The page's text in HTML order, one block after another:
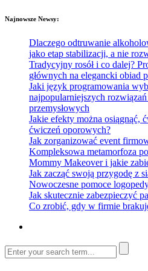
Najnowsze Newsy:
Dlaczego odtruwanie
jako etap stabilizacji, a nie
Tradycyjny rosół i co dalej?
głównych na elegancki obiad
Jaki język programowania
najpopularniejszych
przemysłowych
Jakie efekty można osiągnąć,
ćwiczeń oporowych?
Jak zorganizować event
Kompleksowa metamorfoza
Mommy Makeover i jakie
Jak zacząć swoją przygodę z
Nowoczesne pomoce
Jak skutecznie zabezpieczyć
Co zrobić, gdy w firmie